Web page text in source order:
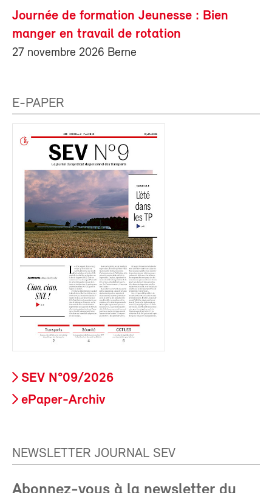
Journée de formation Jeunesse : Bien
manger en travail de rotation
27 novembre 2026 Berne
E-PAPER
SEV N°09/2026
ePaper-Archiv
NEWSLETTER JOURNAL SEV